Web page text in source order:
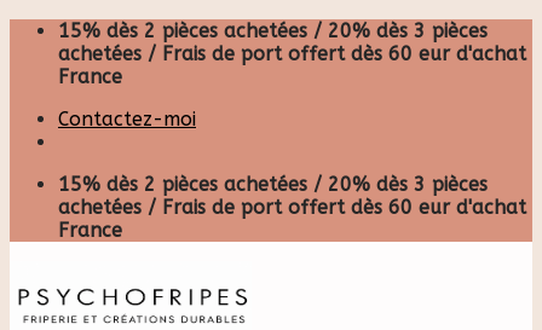
Skip
content
15% dès 2 pièces achetées / 20% dès 3 pièces
achetées / Frais de port offert dès 60 eur d'achat
France
Contactez-moi
15% dès 2 pièces achetées / 20% dès 3 pièces
achetées / Frais de port offert dès 60 eur d'achat
France